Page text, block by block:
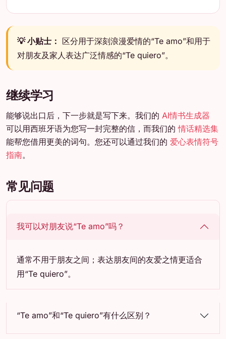
💡 小贴士： 区分用于深刻浪漫爱情的“Te amo”和用于
对朋友及家人表达广泛情感的“Te quiero”。
继续学习
能够说出口后，下一步就是写下来。我们的 AI情书生成器
可以用西班牙语为您写一封完整的信，而我们的情话精选集
能帮您借用更美的词句。您还可以通过我们的 爱心表情符号
指南。
常见问题
我可以对朋友说“Te amo”吗？
通常不用于朋友之间；表达朋友间的友爱之情更适合
用“Te quiero”。
“Te amo”和“Te quiero”有什么区别？